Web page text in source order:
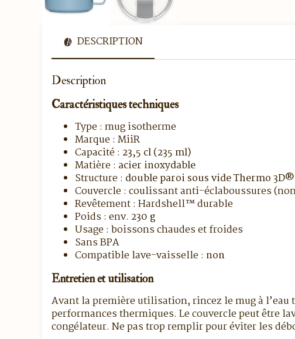
DESCRIPTION
Description
Caractéristiques techniques
Type : mug isotherme
Marque : MiiR
Capacité : 23,5 cl (235 ml)
Matière : acier inoxydable
Structure : double paroi sous vide Thermo 3D®
Couvercle : coulissant anti-éclaboussures
Revêtement : Hardshell™ durable
Poids : env. 230 g
Usage : boissons chaudes et froides
Sans BPA
Compatible lave-vaisselle : non
Entretien et utilisation
Avant la première utilisation, rincez le mug à l’eau
performances thermiques. Le couvercle peut être
congélateur. Ne pas trop remplir pour éviter les